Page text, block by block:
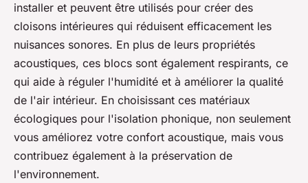
installer et peuvent être utilisés pour créer des
cloisons intérieures qui réduisent efficacement les
nuisances sonores. En plus de leurs propriétés
acoustiques, ces blocs sont également respirants, ce
qui aide à réguler l'humidité et à améliorer la qualité
de l'air intérieur. En choisissant ces matériaux
écologiques pour l'isolation phonique, non seulement
vous améliorez votre confort acoustique, mais vous
contribuez également à la préservation de
l'environnement.